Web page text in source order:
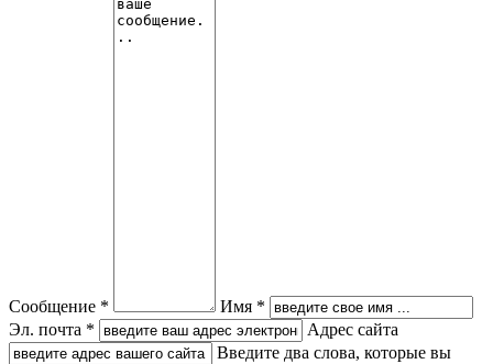
Сообщение *
Имя *
Эл. почта *
Адрес сайта
Введите два слова, которые вы